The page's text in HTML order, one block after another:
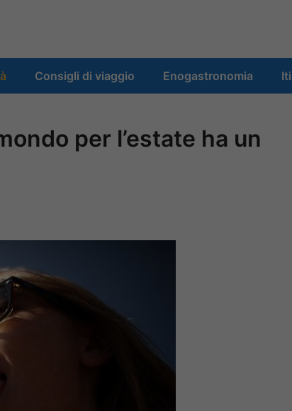
Consigli di viaggio Enogastronomia
per l’estate ha un